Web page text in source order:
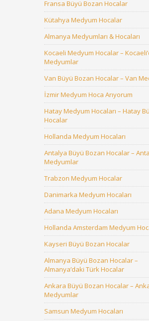
Fransa Büyü Bozan Hocalar
Kütahya Medyum Hocalar
Almanya Medyumları & Hocaları
Kocaeli Medyum Hocalar –
Medyumlar
Van Büyü Bozan Hocalar – Van
İzmir Medyum Hoca Arıyorum
Hatay Medyum Hocaları – Hatay
Hocalar
Hollanda Medyum Hocaları
Antalya Büyü Bozan Hocalar –
Medyumlar
Trabzon Medyum Hocalar
Danimarka Medyum Hocaları
Adana Medyum Hocaları
Hollanda Amsterdam Medyum
Kayseri Büyü Bozan Hocalar
Almanya Büyü Bozan Hocalar –
Almanya’daki Türk Hocalar
Ankara Büyü Bozan Hocalar –
Medyumlar
Samsun Medyum Hocaları